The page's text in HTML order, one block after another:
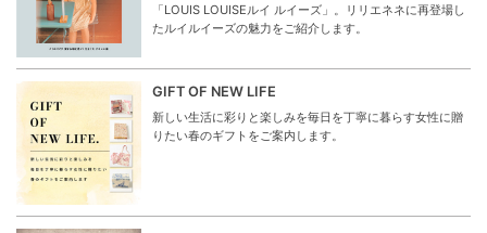
「LOUIS LOUISEルイ ルイーズ」。リリエネネに再登場し
たルイルイーズの魅力をご紹介します。
GIFT OF NEW LIFE
新しい生活に彩りと楽しみを毎日を丁寧に暮らす女性に贈
りたい春のギフトをご案内します。